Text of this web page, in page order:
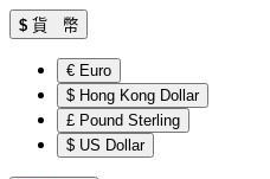
$ 貨 幣
€ Euro
$ Hong Kong Dollar
£ Pound Sterling
$ US Dollar